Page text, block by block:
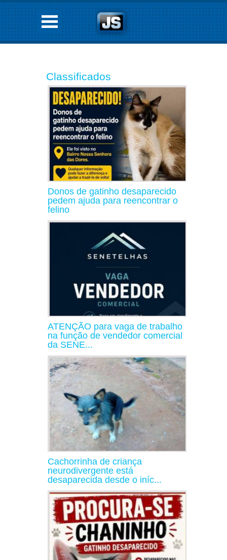
Classificados
Donos de gatinho desaparecido
pedem ajuda para reencontrar o
felino
ATENÇÃO para vaga de trabalho
na função de vendedor comercial
da SENE...
Cachorrinha de criança
neurodivergente está
desaparecida desde o iníc...